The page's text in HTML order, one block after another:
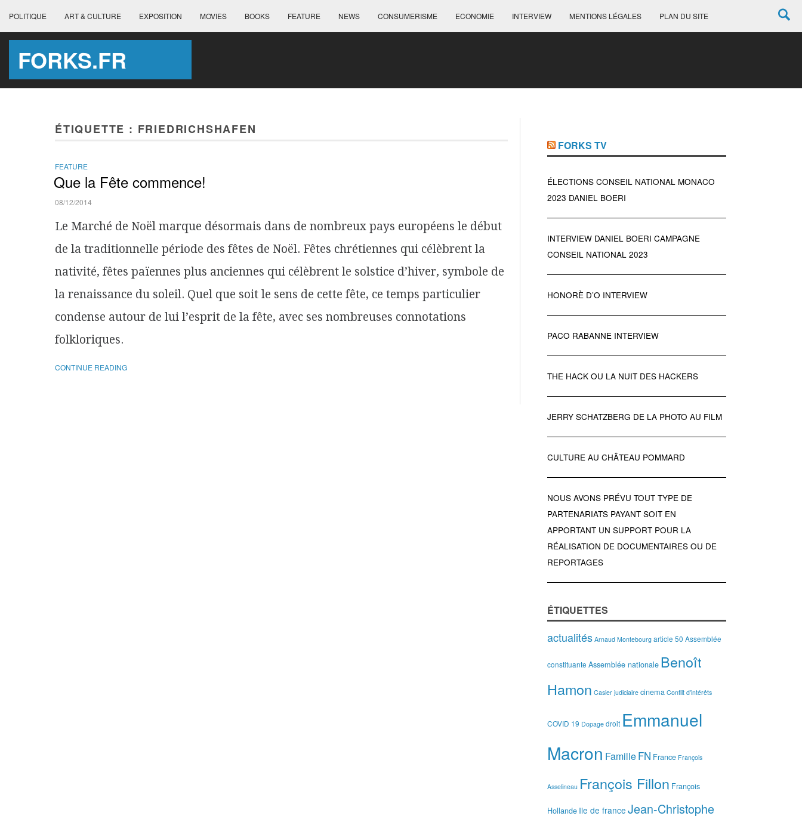
POLITIQUE ART & CULTURE EXPOSITION MOVIES BOOKS FEATURE NEWS CONSUMERISME ECONOMIE INTERVIEW MENTIONS LÉGALES PLAN DU SITE
FORKS.FR
ÉTIQUETTE : FRIEDRICHSHAFEN
FEATURE
Que la Fête commence!
08/12/2014
Le Marché de Noël marque désormais dans de nombreux pays européens le début
de la traditionnelle période des fêtes de Noël. Fêtes chrétiennes qui célèbrent la
nativité, fêtes païennes plus anciennes qui célèbrent le solstice d’hiver, symbole de
la renaissance du soleil. Quel que soit le sens de cette fête, ce temps particulier
condense autour de lui l’esprit de la fête, avec ses nombreuses connotations
folkloriques.
CONTINUE READING
FORKS TV
ÉLECTIONS CONSEIL NATIONAL MONACO
2023 DANIEL BOERI
INTERVIEW DANIEL BOERI CAMPAGNE
CONSEIL NATIONAL 2023
HONORÈ D’O INTERVIEW
PACO RABANNE INTERVIEW
THE HACK OU LA NUIT DES HACKERS
JERRY SCHATZBERG DE LA PHOTO AU FILM
CULTURE AU CHÂTEAU POMMARD
NOUS AVONS PRÉVU TOUT TYPE DE
PARTENARIATS PAYANT SOIT EN
APPORTANT UN SUPPORT POUR LA
RÉALISATION DE DOCUMENTAIRES OU DE
REPORTAGES
ÉTIQUETTES
actualités Arnaud Montebourg article 50 Assemblée
constituante Assemblée nationale Benoît
Hamon Casier judiciaire cinema Conflit d'intérêts
COVID 19 Dopage droit Emmanuel
Macron FamilleFN France François
Asselineau François Fillon François
Hollande Ile de france Jean-Christophe